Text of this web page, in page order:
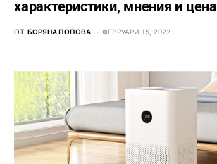
характеристики, мнения и цена
ОТ БОРЯНА ПОПОВА ФЕВРУАРИ 15, 2022